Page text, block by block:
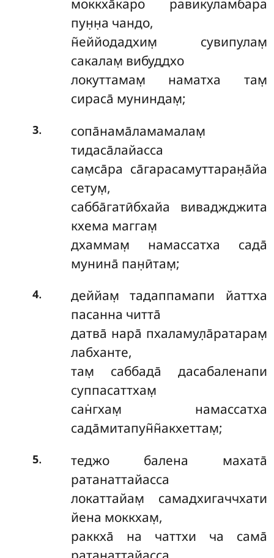
моккха̄каро равикуламбара
пун̣н̣а чандо,
н̃еййодадхим̣ сувипулам̣
сакалам̣ вибуддхо
локуттамам̣ наматха там̣
сираса̄ муниндам̣;
3.
сопа̄нама̄ламамалам̣
тидаса̄лайасса
сам̣са̄ра са̄гарасамуттаран̣а̄йа
сетум̣,
сабба̄гатӣбхайа виваджджита
кхема маггам̣
дхаммам̣ намассатха сада̄
мунина̄ пан̣ӣтам̣;
4.
деййам̣ тадаппамапи йаттха
пасанна читта̄
датва̄ нара̄ пхаламул̣а̄ратарам̣
лабханте,
там̣ саббада̄ дасабаленапи
суппасаттхам̣
сан̇гхам̣ намассатха
сада̄митапун̃н̃акхеттам̣;
5.
теджо балена махата̄
ратанаттайасса
локаттайам̣ самадхигаччхати
йена моккхам̣,
раккха̄ на чаттхи ча сама̄